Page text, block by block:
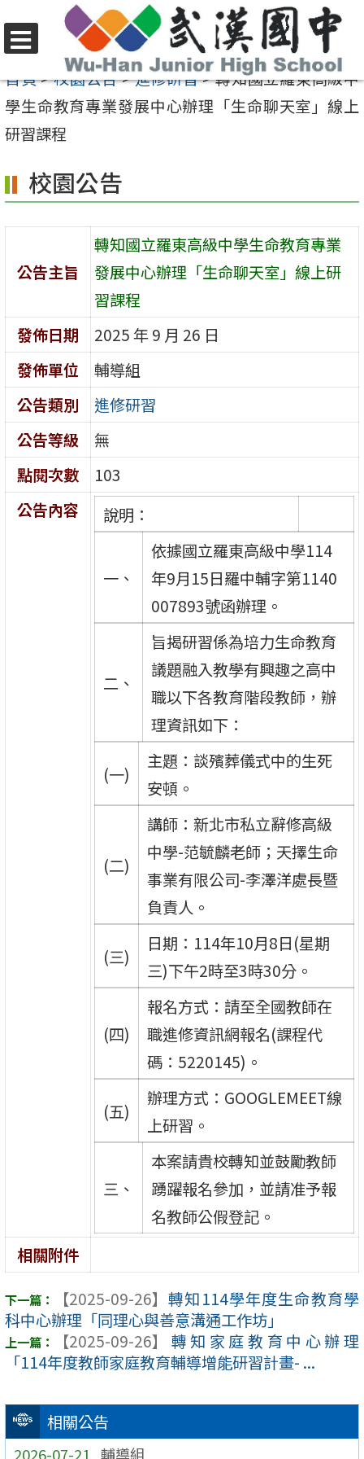
至
要
內
區
選
單
首頁>校園公告>進修研習>轉知國立羅東高級中
學生命教育專業發展中心辦理「生命聊天室」線上
研習課程
相關公告
2026-07-21 輔導組
校園公告
公告主旨
轉知國立羅東高級中學生命教育專業
發展中心辦理「生命聊天室」線上研
習課程
發佈日期
2025 年 9 月 26 日
發佈單位
輔導組
公告類別
進修研習
公告等級
無
點閱次數
103
公告內容
說明：
一、
依據國立羅東高級中學114
年9月15日羅中輔字第1140
007893號函辦理。
二、
旨揭研習係為培力生命教育
議題融入教學有興趣之高中
職以下各教育階段教師，辦
理資訊如下：
(一)
主題：談殯葬儀式中的生死
安頓。
(二)
講師：新北市私立辭修高級
中學-范毓麟老師；天擇生命
事業有限公司-李澤洋處長暨
負責人。
(三)
日期：114年10月8日(星期
三)下午2時至3時30分。
(四)
報名方式：請至全國教師在
職進修資訊網報名(課程代
碼：5220145)。
(五)
辦理方式：GOOGLEMEET線
上研習。
三、
本案請貴校轉知並鼓勵教師
踴躍報名參加，並請准予報
名教師公假登記。
相關附件
【2025-09-26】 轉知114學年度生命教育學
科中心辦理「同理心與善意溝通工作坊」
【2025-09-26】
轉知家庭教育中心辦理
「114年度教師家庭教育輔導增能研習計畫- ...